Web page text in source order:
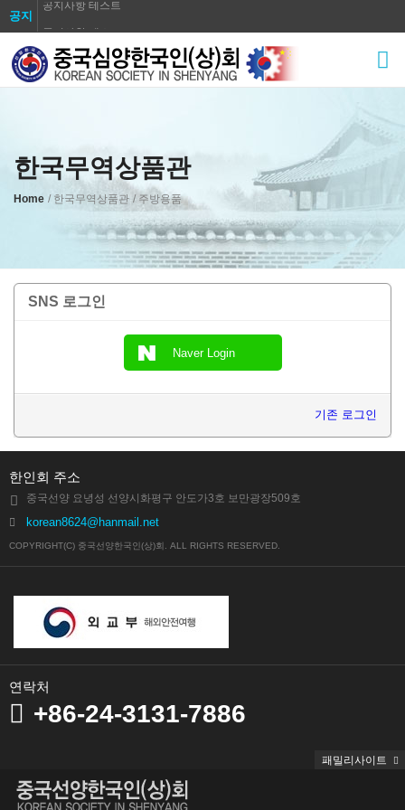
공지
공지사항 테스트
공지사항 테스트
공지사항 테스트
공지사항 테스트
공지사항 테스트
공지사항 테스트
한국무역상품관
Home / 한국무역상품관 / 주방용품
SNS 로그인
Naver Login
기존 로그인
한인회 주소
중국선양 요녕성 선양시화평구 안도가3호 보만광장509호
korean8624@hanmail.net
COPYRIGHT(C) 중국선양한국인(상)회. ALL RIGHTS RESERVED.
연락처
+86-24-3131-7886
패밀리사이트